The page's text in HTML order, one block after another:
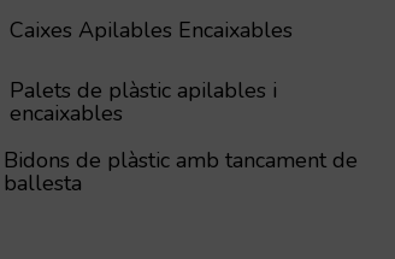
Caixes Apilables Encaixables
Palets de plàstic apilables i
encaixables
Bidons de plàstic amb tancament de
ballesta